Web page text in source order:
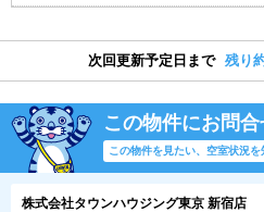
次回更新予定日まで 残り
この物件にお問
この物件を見たい、空室状況を
株式会社タウンハウジング東京 新宿店